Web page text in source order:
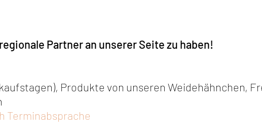
Partner an unserer Seite zu haben!
Produkte von unseren Weidehähnchen,
Terminabsprache